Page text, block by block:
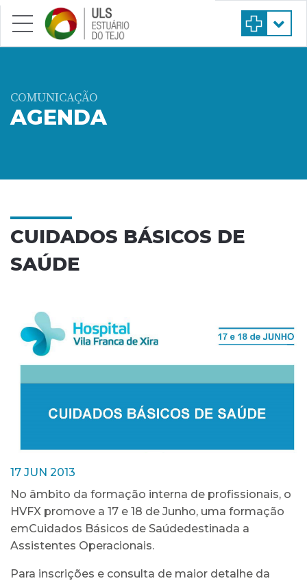
Saltar para conteúdo principal
COMUNICAÇÃO
AGENDA
CUIDADOS BÁSICOS DE
SAÚDE
17 JUN 2013
No âmbito da formação interna de profissionais, o
HVFX promove a 17 e 18 de Junho, uma formação
emCuidados Básicos de Saúdedestinada a
Assistentes Operacionais.
Para inscrições e consulta de maior detalhe da